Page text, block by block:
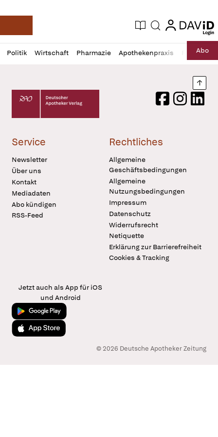
Deutsche Apotheker Zeitung
Aktuelle Ausgabe
Suche login
login
Politik Wirtschaft Pharmazie Apothekenpraxis RechtAbo
Profil
öffnen
Daz
Pur
Deutscher Apotheker Verlag Logo
FacebookInstagram
Service
Newsletter
Über uns
Kontakt
Mediadaten
Abo kündigen
RSS-Feed
Rechtliches
Allgemeine
Geschäftsbedingungen
Allgemeine
Nutzungsbedingungen
Impressum
Datenschutz
Widerrufsrecht
Netiquette
Erklärung zur Barrierefreiheit
Cookies & Tracking
Jetzt auch als App für iOS
und Android
Jetzt bei Google Play
Laden im App Store
© 2026 Deutsche Apotheker Zeitung